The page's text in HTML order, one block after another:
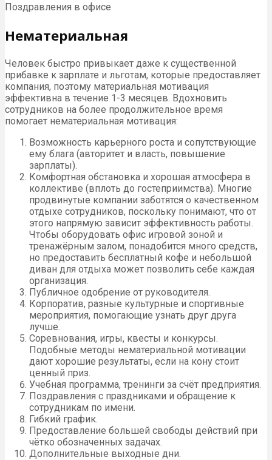
Поздравления в офисе
Нематериальная
Человек быстро привыкает даже к существенной
прибавке к зарплате и льготам, которые предоставляет
компания, поэтому материальная мотивация
эффективна в течение 1-3 месяцев. Вдохновить
сотрудников на более продолжительное время
помогает нематериальная мотивация:
Возможность карьерного роста и сопутствующие
ему блага (авторитет и власть, повышение
зарплаты).
Комфортная обстановка и хорошая атмосфера в
коллективе (вплоть до гостеприимства). Многие
продвинутые компании заботятся о качественном
отдыхе сотрудников, поскольку понимают, что от
этого напрямую зависит эффективность работы.
Чтобы оборудовать офис игровой зоной и
тренажёрным залом, понадобится много средств,
но предоставить бесплатный кофе и небольшой
диван для отдыха может позволить себе каждая
организация.
Публичное одобрение от руководителя.
Корпоратив, разные культурные и спортивные
мероприятия, помогающие узнать друг друга
лучше.
Соревнования, игры, квесты и конкурсы.
Подобные методы нематериальной мотивации
дают хорошие результаты, если на кону стоит
ценный приз.
Учебная программа, тренинги за счёт предприятия.
Поздравления с праздниками и обращение к
сотрудникам по имени.
Гибкий график.
Предоставление большей свободы действий при
чётко обозначенных задачах.
Дополнительные выходные дни.